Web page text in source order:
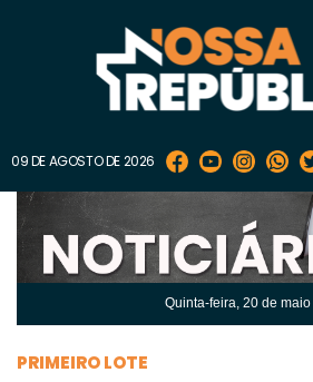
09 DE AGOSTO DE 2026
Quinta-feira, 20 de maio
PRIMEIRO LOTE